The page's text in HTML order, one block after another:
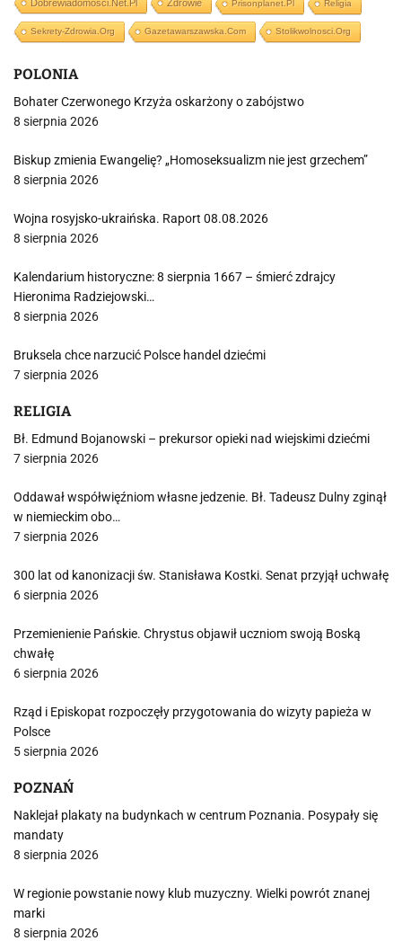
Dobrewiadomosci.net.pl Zdrowie Prisonplanet.pl Religia
Sekrety-Zdrowia.org Gazetawarszawska.com Stolikwolnosci.org
POLONIA
Bohater Czerwonego Krzyża oskarżony o zabójstwo
8 sierpnia 2026
Biskup zmienia Ewangelię? „Homoseksualizm nie jest grzechem”
8 sierpnia 2026
Wojna rosyjsko-ukraińska. Raport 08.08.2026
8 sierpnia 2026
Kalendarium historyczne: 8 sierpnia 1667 – śmierć zdrajcy
Hieronima Radziejowski…
8 sierpnia 2026
Bruksela chce narzucić Polsce handel dziećmi
7 sierpnia 2026
RELIGIA
Bł. Edmund Bojanowski – prekursor opieki nad wiejskimi dziećmi
7 sierpnia 2026
Oddawał współwięźniom własne jedzenie. Bł. Tadeusz Dulny zginął
w niemieckim obo…
7 sierpnia 2026
300 lat od kanonizacji św. Stanisława Kostki. Senat przyjął uchwałę
6 sierpnia 2026
Przemienienie Pańskie. Chrystus objawił uczniom swoją Boską
chwałę
6 sierpnia 2026
Rząd i Episkopat rozpoczęły przygotowania do wizyty papieża w
Polsce
5 sierpnia 2026
POZNAŃ
Naklejał plakaty na budynkach w centrum Poznania. Posypały się
mandaty
8 sierpnia 2026
W regionie powstanie nowy klub muzyczny. Wielki powrót znanej
marki
8 sierpnia 2026